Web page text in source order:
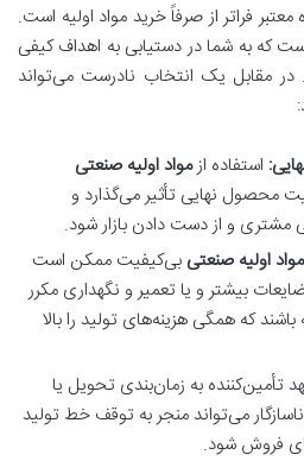
فراتر از صرفاً خرید مواد اولیه است.
که به شما در دستیابی به اهداف کیفی
مقابل یک انتخاب نادرست می‌تواند
استفاده ازمواد اولیه صنعتی
محصول نهایی تأثیر می‌گذارد و
مشتری و از دست دادن بازار شود.
مواد اولیه صنعتی بی‌کیفیت ممکن است
بیشتر و یا تعمیر و نگهداری مکرر
باشند که همگی هزینه‌های تولید را بالا
تأمین‌کننده به زمان‌بندی تحویل یا
ناسازگار می‌تواند منجر به توقف خط تولید
فروش شود.